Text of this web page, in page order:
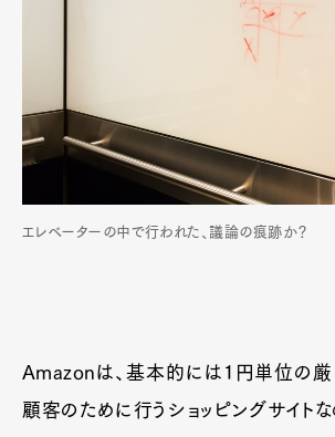
エレベーターの中で行われた、議論の痕跡か？
Amazonは、基本的には1円単位の厳
顧客のために行うショッピングサイト